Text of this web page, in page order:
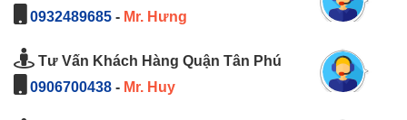
0932489685 - Mr. Hưng
Tư Vấn Khách Hàng Quận Tân Phú
0906700438 - Mr. Huy